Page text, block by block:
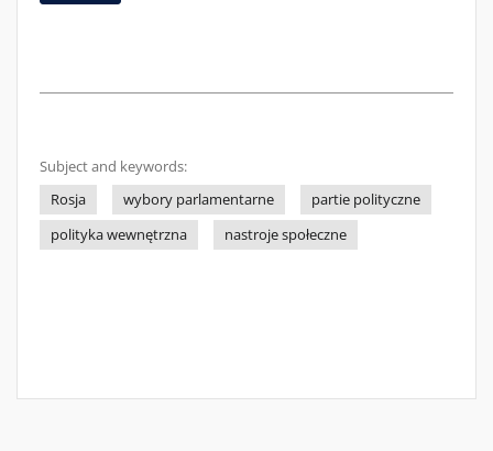
Subject and keywords:
Rosja
wybory parlamentarne
partie polityczne
polityka wewnętrzna
nastroje społeczne